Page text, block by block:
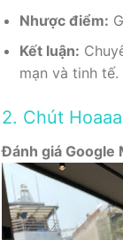
Nhược điểm:
Kết luận:
mạn và tinh tế.
2. Chút Hoaaa
Đánh giá Google